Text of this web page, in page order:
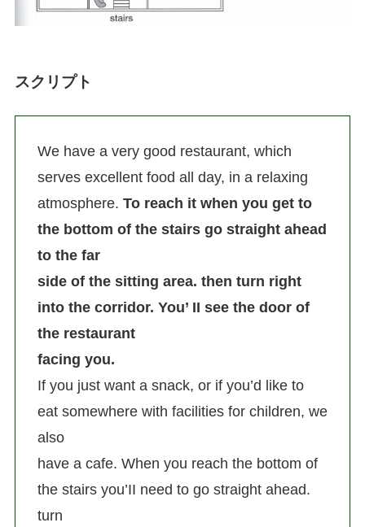
スクリプト
We have a very good restaurant, which
serves excellent food all day, in a relaxing
atmosphere. To reach it when you get to
the bottom of the stairs go straight ahead
to the far
side of the sitting area. then turn right
into the corridor. You’ II see the door of
the restaurant
facing you.
If you just want a snack, or if you’d like to
eat somewhere with facilities for children, we
also
have a cafe. When you reach the bottom of
the stairs you’II need to go straight ahead.
turn